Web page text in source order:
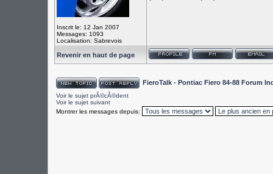
Inscrit le: 12 Jan 2007
Messages: 1093
Localisation: Sabrevois
Revenir en haut de page
FieroTalk - Pontiac Fiero 84-88 Forum
Voir le sujet prÃ©cÃ©dent
Voir le sujet suivant
Montrer les messages depuis: